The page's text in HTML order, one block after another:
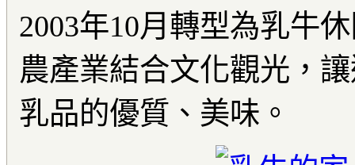
2003年10月轉型為乳牛
農產業結合文化觀光，
乳品的優質、美味。